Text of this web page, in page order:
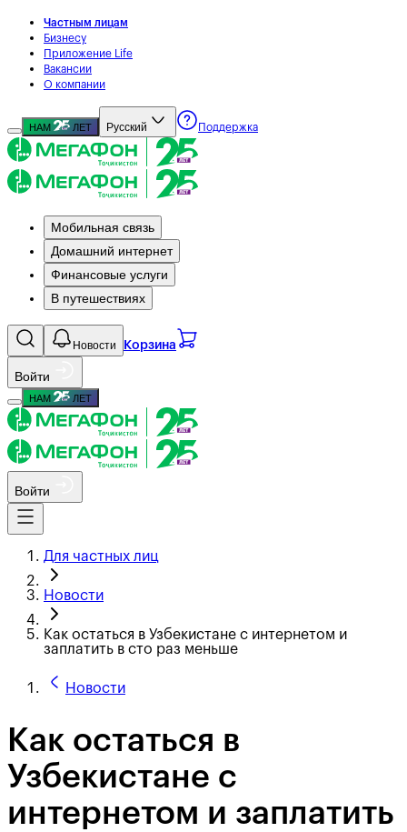
Частным лицам
Бизнесу
Приложение Life
Вакансии
О компании
НАМ ЛЕТ Русский Поддержка
Мобильная связь
Домашний интернет
Финансовые услуги
В путешествиях
Новости Корзина
Войти
НАМ ЛЕТ
Войти
Для частных лиц
Новости
Как остаться в Узбекистане с интернетом и
заплатить в сто раз меньше
Новости
Как остаться в
Узбекистане с
интернетом и заплатить